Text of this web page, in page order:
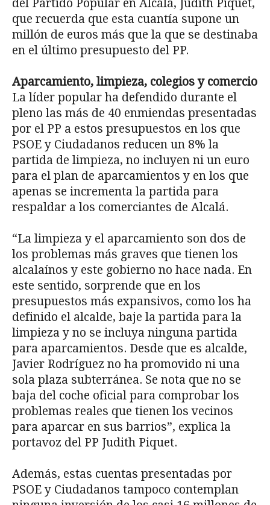
del Partido Popular en Alcalá, Judith Piquet,
que recuerda que esta cuantía supone un
millón de euros más que la que se destinaba
en el último presupuesto del PP.
Aparcamiento, limpieza, colegios y comercio
La líder popular ha defendido durante el
pleno las más de 40 enmiendas presentadas
por el PP a estos presupuestos en los que
PSOE y Ciudadanos reducen un 8% la
partida de limpieza, no incluyen ni un euro
para el plan de aparcamientos y en los que
apenas se incrementa la partida para
respaldar a los comerciantes de Alcalá.
“La limpieza y el aparcamiento son dos de
los problemas más graves que tienen los
alcalaínos y este gobierno no hace nada. En
este sentido, sorprende que en los
presupuestos más expansivos, como los ha
definido el alcalde, baje la partida para la
limpieza y no se incluya ninguna partida
para aparcamientos. Desde que es alcalde,
Javier Rodríguez no ha promovido ni una
sola plaza subterránea. Se nota que no se
baja del coche oficial para comprobar los
problemas reales que tienen los vecinos
para aparcar en sus barrios”, explica la
portavoz del PP Judith Piquet.
Además, estas cuentas presentadas por
PSOE y Ciudadanos tampoco contemplan